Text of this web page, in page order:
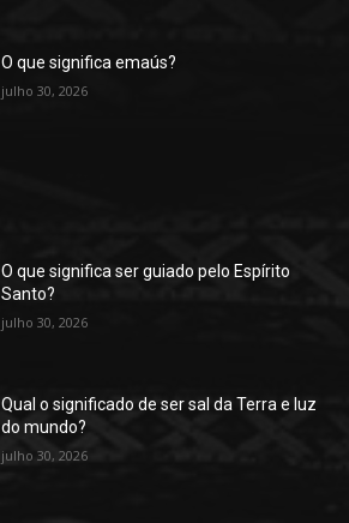
O que significa emaús?
julho 30, 2026
O que significa ser guiado pelo Espírito
Santo?
julho 30, 2026
Qual o significado de ser sal da Terra e luz
do mundo?
julho 30, 2026